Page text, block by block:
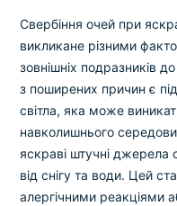
Свербіння очей при
викликане різними
зовнішніх подразників
з поширених причин є
світла, яка може
навколишнього
яскраві штучні джерела
від снігу та води. Цей
алергічними реакціями